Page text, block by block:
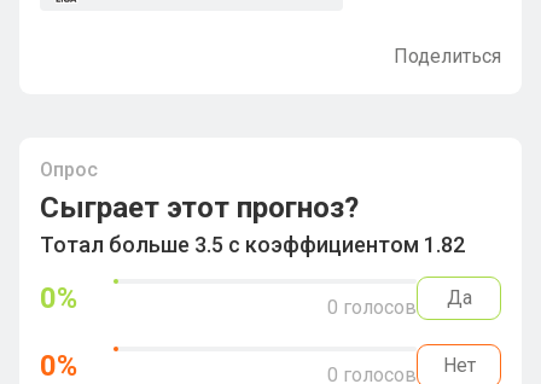
Поделиться
Опрос
Сыграет этот прогноз?
Тотал больше 3.5 с коэффициентом 1.82
0% 0 голосов Да
0% 0 голосов Нет